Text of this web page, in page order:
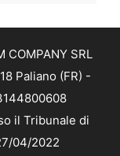
SRL
Paliano (FR) -
il Tribunale di
04/2022